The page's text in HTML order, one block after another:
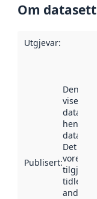
Om
Utgjevar:
Publisert:
Denne
viser når
henta
Det kan
vore
tidlegare
andre